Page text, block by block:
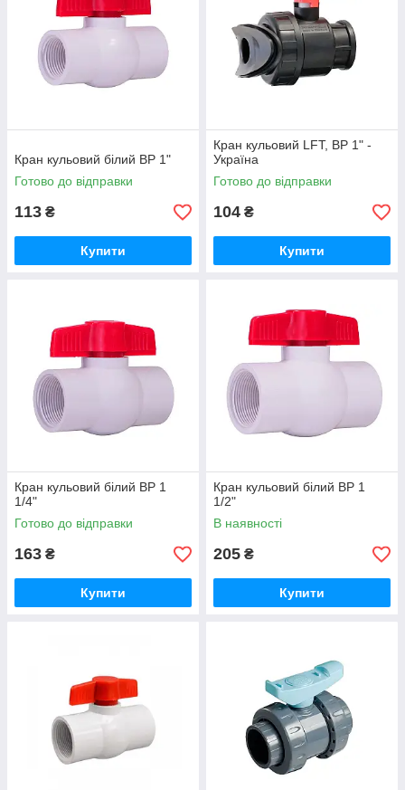
Кран кульовий білий ВР 1"
Готово до відправки
113 ₴
Купити
Кран кульовий LFT, ВР 1" -
Україна
Готово до відправки
104 ₴
Купити
Кран кульовий білий ВР 1
1/4"
Готово до відправки
163 ₴
Купити
Кран кульовий білий ВР 1
1/2"
В наявності
205 ₴
Купити